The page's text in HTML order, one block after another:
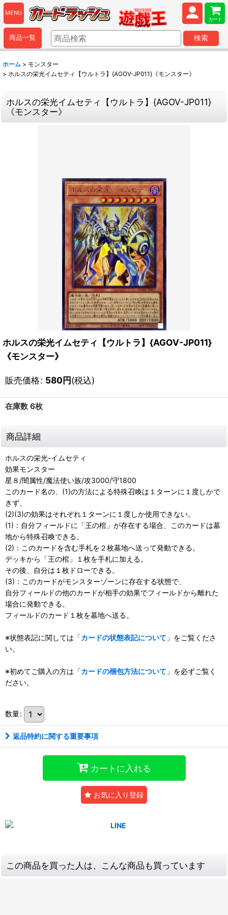
MENU
カート
商品一覧 検索
ホーム > モンスター
> ホルスの栄光イムセティ【ウルトラ】{AGOV-JP011}《モンスター》
ホルスの栄光イムセティ【ウルトラ】{AGOV-JP011}
《モンスター》
ホルスの栄光イムセティ【ウルトラ】{AGOV-JP011}
《モンスター》
販売価格: 580円(税込)
在庫数 6枚
商品詳細
ホルスの栄光-イムセティ
効果モンスター
星８/闇属性/魔法使い族/攻3000/守1800
このカード名の、(1)の方法による特殊召喚は１ターンに１度しかで
きず、
(2)(3)の効果はそれぞれ１ターンに１度しか使用できない。
(1)：自分フィールドに「王の棺」が存在する場合、このカードは墓
地から特殊召喚できる。
(2)：このカードを含む手札を２枚墓地へ送って発動できる。
デッキから「王の棺」１枚を手札に加える。
その後、自分は１枚ドローできる。
(3)：このカードがモンスターゾーンに存在する状態で、
自分フィールドの他のカードが相手の効果でフィールドから離れた
場合に発動できる。
フィールドのカード１枚を墓地へ送る。
※状態表記に関しては「カードの状態表記について 」をご覧くださ
い。
※初めてご購入の方は「カードの梱包方法について 」を必ずご覧く
ださい。
数量:
返品特約に関する重要事項
カートに入れる
お気に入り登録
この商品を買った人は、こんな商品も買っています